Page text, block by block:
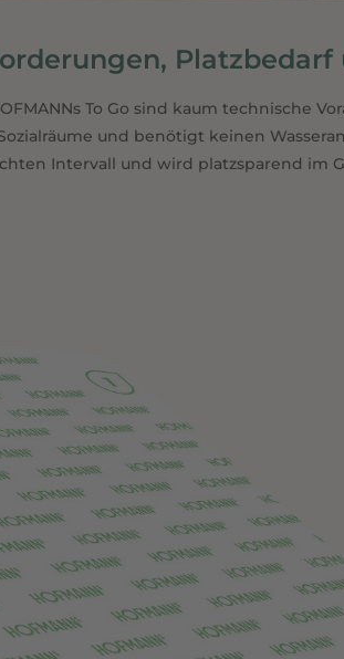
Platzbedarf
To Go sind kaum technische
und benötigt keinen
Intervall und wird platzsparend im